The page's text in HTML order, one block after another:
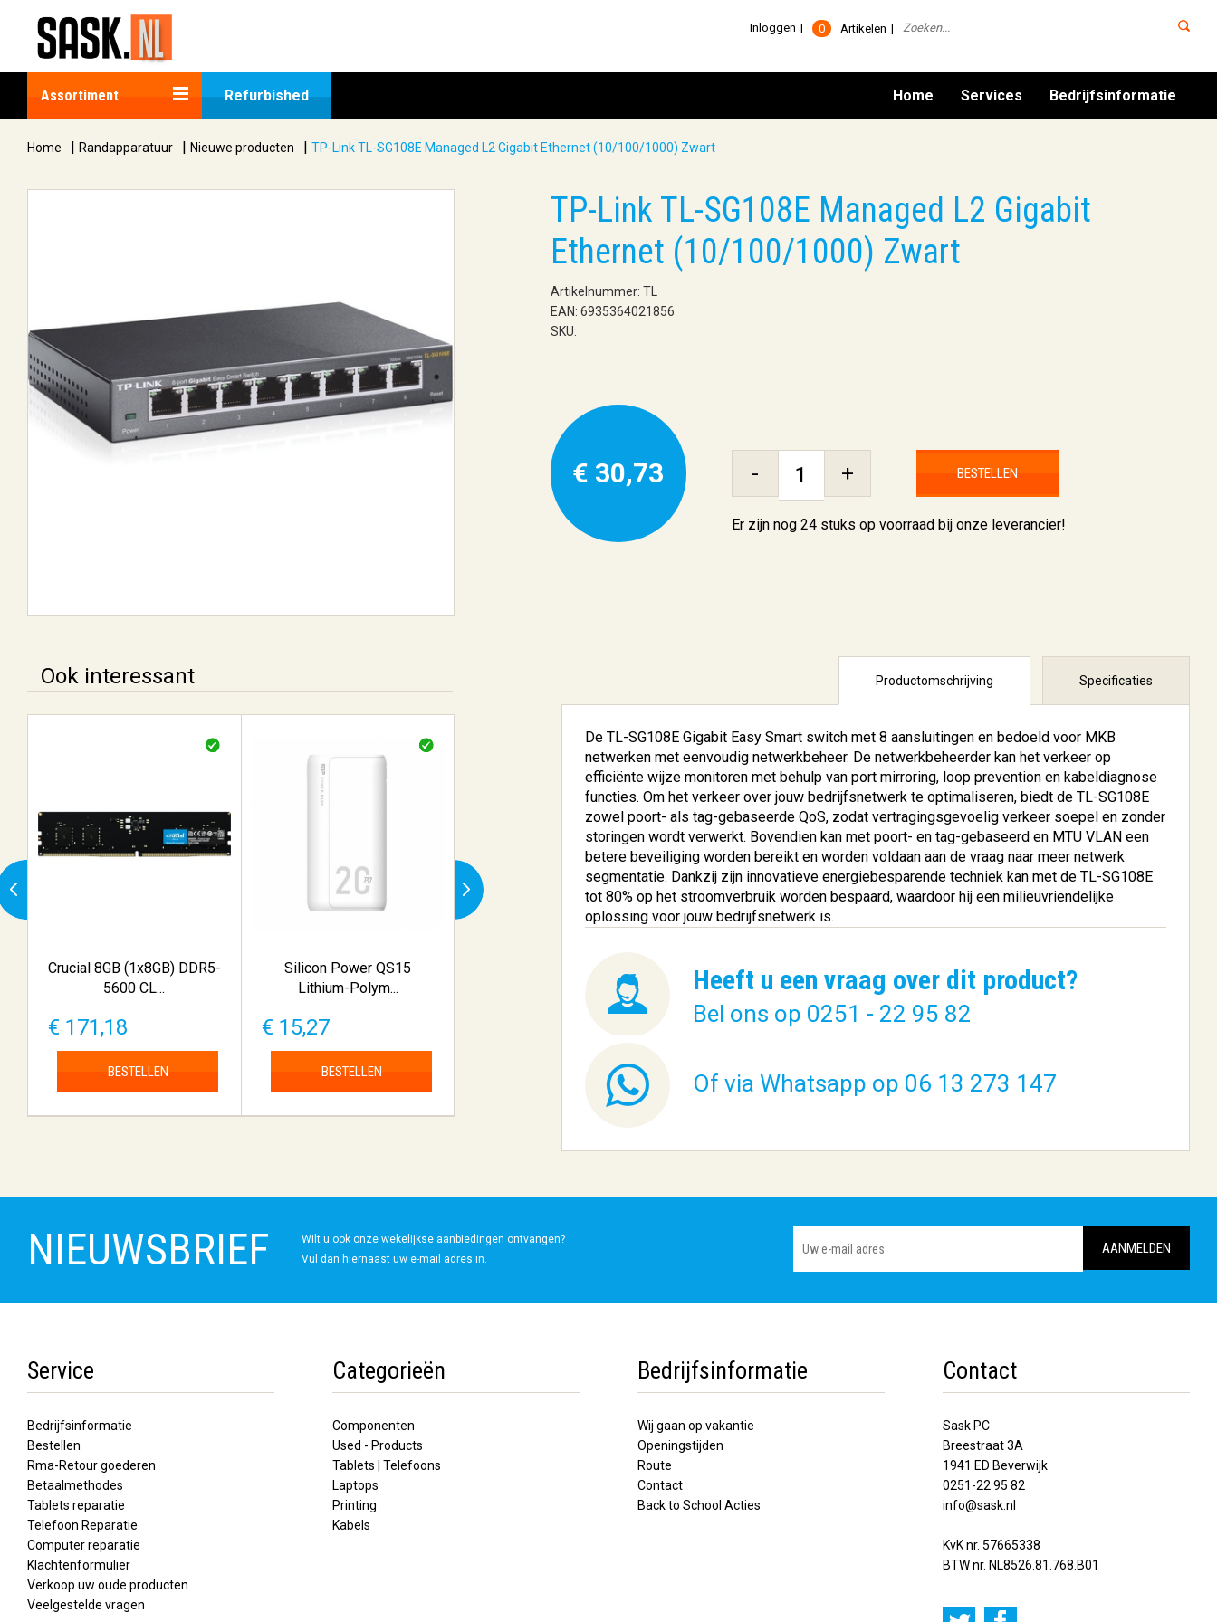
0 Artikelen
Inloggen
Assortiment Refurbished Home Services Bedrijfsinformatie
Home | Randapparatuur | Nieuwe producten | TP-Link TL-SG108E Managed L2 Gigabit Ethernet (10/100/1000) Zwart
TP-Link TL-SG108E Managed L2 Gigabit
Ethernet (10/100/1000) Zwart
Artikelnummer: TL
EAN: 6935364021856
SKU:
€ 30,73 - + BESTELLEN
Er zijn nog 24 stuks op voorraad bij onze leverancier!
Ook interessant
Crucial 8GB (1x8GB) DDR5-
5600 CL...
€ 171,18
BESTELLEN
Silicon Power QS15
Lithium-Polym...
€ 15,27
BESTELLEN
SanDisk Extreme 128 GB
MicroSDXC...
€ 38,89
BESTELLEN
TP-LINK EAP225-Outdoor
1200 Mbit...
€ 89,46
BESTELLEN
Productomschrijving Specificaties
De TL-SG108E Gigabit Easy Smart switch met 8 aansluitingen en bedoeld voor MKB
netwerken met eenvoudig netwerkbeheer. De netwerkbeheerder kan het verkeer op
efficiënte wijze monitoren met behulp van port mirroring, loop prevention en kabeldiagnose
functies. Om het verkeer over jouw bedrijfsnetwerk te optimaliseren, biedt de TL-SG108E
zowel poort- als tag-gebaseerde QoS, zodat vertragingsgevoelig verkeer soepel en zonder
storingen wordt verwerkt. Bovendien kan met poort- en tag-gebaseerd en MTU VLAN een
betere beveiliging worden bereikt en worden voldaan aan de vraag naar meer netwerk
segmentatie. Dankzij zijn innovatieve energiebesparende techniek kan met de TL-SG108E
tot 80% op het stroomverbruik worden bespaard, waardoor hij een milieuvriendelijke
oplossing voor jouw bedrijfsnetwerk is.
Heeft u een vraag over dit product?
Bel ons op 0251 - 22 95 82
Of via Whatsapp op 06 13 273 147
NIEUWSBRIEF
Wilt u ook onze wekelijkse aanbiedingen ontvangen?
Vul dan hiernaast uw e-mail adres in.
Service
Bedrijfsinformatie
Bestellen
Rma-Retour goederen
Betaalmethodes
Tablets reparatie
Telefoon Reparatie
Computer reparatie
Klachtenformulier
Verkoop uw oude producten
Veelgestelde vragen
Categorieën
Componenten
Used - Products
Tablets | Telefoons
Laptops
Printing
Kabels
Bedrijfsinformatie
Wij gaan op vakantie
Openingstijden
Route
Contact
Back to School Acties
Contact
Sask PC
Breestraat 3A
1941 ED Beverwijk
0251-22 95 82
info@sask.nl
KvK nr. 57665338
BTW nr. NL8526.81.768.B01